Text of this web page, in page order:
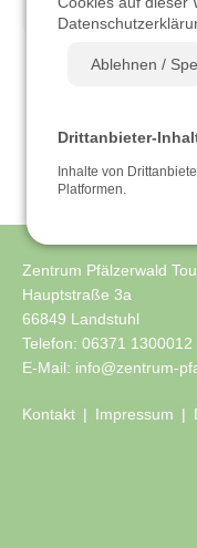
Radfahren
Videos
Ablehnen /
Drittanbieter-
Inhalte von
Platformen.
Zentrum Pfälzerwald
Hauptstraße 3a
66849 Landstuhl
Telefon: 06371 1300012
E-Mail: info@zentrum-
Kontakt Impressum